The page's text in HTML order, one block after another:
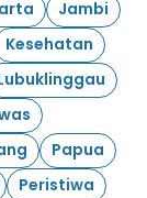
Jambi
Kesehatan
Papua
Peristiwa